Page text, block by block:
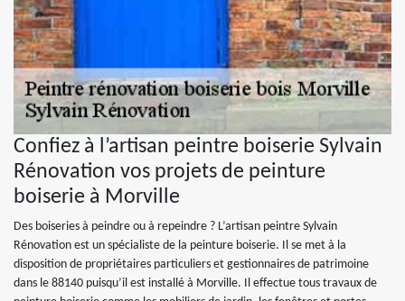
Confiez à l’artisan peintre boiserie Sylvain
Rénovation vos projets de peinture
boiserie à Morville
Des boiseries à peindre ou à repeindre ? L’artisan peintre Sylvain
Rénovation est un spécialiste de la peinture boiserie. Il se met à la
disposition de propriétaires particuliers et gestionnaires de patrimoine
dans le 88140 puisqu’il est installé à Morville. Il effectue tous travaux de